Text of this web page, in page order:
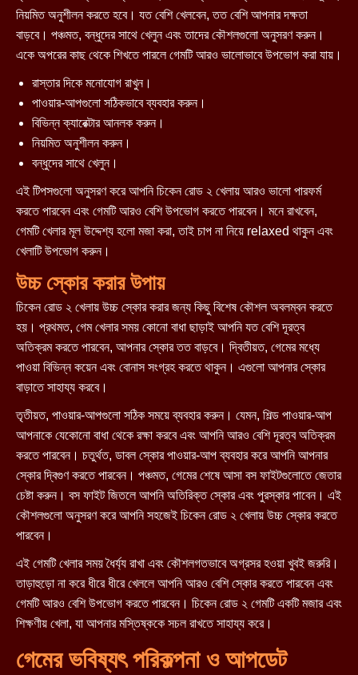
নিয়মিত অনুশীলন করতে হবে। যত বেশি খেলবেন, তত বেশি আপনার দক্ষতা
বাড়বে। পঞ্চমত, বন্ধুদের সাথে খেলুন এবং তাদের কৌশলগুলো অনুসরণ করুন।
একে অপরের কাছ থেকে শিখতে পারলে গেমটি আরও ভালোভাবে উপভোগ করা যায়।
রাস্তার দিকে মনোযোগ রাখুন।
পাওয়ার-আপগুলো সঠিকভাবে ব্যবহার করুন।
বিভিন্ন ক্যারেক্টার আনলক করুন।
নিয়মিত অনুশীলন করুন।
বন্ধুদের সাথে খেলুন।
এই টিপসগুলো অনুসরণ করে আপনি চিকেন রোড ২ খেলায় আরও ভালো পারফর্ম
করতে পারবেন এবং গেমটি আরও বেশি উপভোগ করতে পারবেন। মনে রাখবেন,
গেমটি খেলার মূল উদ্দেশ্য হলো মজা করা, তাই চাপ না নিয়ে relaxed থাকুন এবং
খেলাটি উপভোগ করুন।
উচ্চ স্কোর করার উপায়
চিকেন রোড ২ খেলায় উচ্চ স্কোর করার জন্য কিছু বিশেষ কৌশল অবলম্বন করতে
হয়। প্রথমত, গেম খেলার সময় কোনো বাধা ছাড়াই আপনি যত বেশি দূরত্ব
অতিক্রম করতে পারবেন, আপনার স্কোর তত বাড়বে। দ্বিতীয়ত, গেমের মধ্যে
পাওয়া বিভিন্ন কয়েন এবং বোনাস সংগ্রহ করতে থাকুন। এগুলো আপনার স্কোর
বাড়াতে সাহায্য করবে।
তৃতীয়ত, পাওয়ার-আপগুলো সঠিক সময়ে ব্যবহার করুন। যেমন, শিল্ড পাওয়ার-আপ
আপনাকে যেকোনো বাধা থেকে রক্ষা করবে এবং আপনি আরও বেশি দূরত্ব অতিক্রম
করতে পারবেন। চতুর্থত, ডাবল স্কোর পাওয়ার-আপ ব্যবহার করে আপনি আপনার
স্কোর দ্বিগুণ করতে পারবেন। পঞ্চমত, গেমের শেষে আসা বস ফাইটগুলোতে জেতার
চেষ্টা করুন। বস ফাইট জিতলে আপনি অতিরিক্ত স্কোর এবং পুরস্কার পাবেন। এই
কৌশলগুলো অনুসরণ করে আপনি সহজেই চিকেন রোড ২ খেলায় উচ্চ স্কোর করতে
পারবেন।
এই গেমটি খেলার সময় ধৈর্য্য রাখা এবং কৌশলগতভাবে অগ্রসর হওয়া খুবই জরুরি।
তাড়াহুড়ো না করে ধীরে ধীরে খেললে আপনি আরও বেশি স্কোর করতে পারবেন এবং
গেমটি আরও বেশি উপভোগ করতে পারবেন। চিকেন রোড ২ গেমটি একটি মজার এবং
শিক্ষণীয় খেলা, যা আপনার মস্তিষ্ককে সচল রাখতে সাহায্য করে।
গেমের ভবিষ্যৎ পরিকল্পনা ও আপডেট